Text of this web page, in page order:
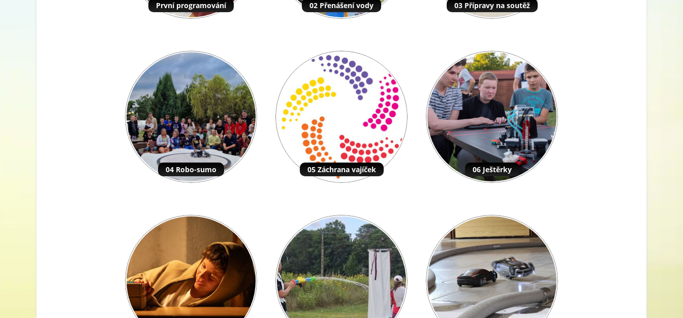
První programování 02 Přenášení vody 03 Přípravy na soutěž
04 Robo-sumo 05 Záchrana vajíček 06 Ještěrky